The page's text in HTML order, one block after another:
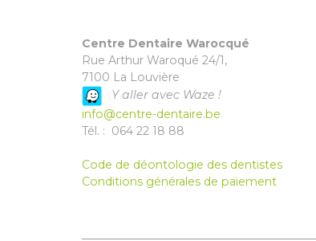
Centre Dentaire Warocqué
Rue Arthur Waroqué 24/1,
7100 La Louvière
Y aller avec Waze !
info@centre-dentaire.be
Tél. : 064 22 18 88
Code de déontologie des dentistes
Conditions générales de paiement